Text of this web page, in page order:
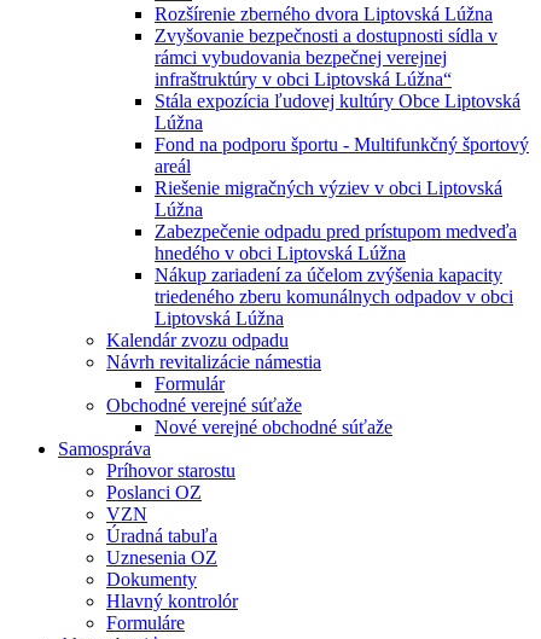
Rozšírenie zberného dvora Liptovská Lúžna
Zvyšovanie bezpečnosti a dostupnosti sídla v
rámci vybudovania bezpečnej verejnej
infraštruktúry v obci Liptovská Lúžna“
Stála expozícia ľudovej kultúry Obce Liptovská
Lúžna
Fond na podporu športu - Multifunkčný športový
areál
Riešenie migračných výziev v obci Liptovská
Lúžna
Zabezpečenie odpadu pred prístupom medveďa
hnedého v obci Liptovská Lúžna
Nákup zariadení za účelom zvýšenia kapacity
triedeného zberu komunálnych odpadov v obci
Liptovská Lúžna
Kalendár zvozu odpadu
Návrh revitalizácie námestia
Formulár
Obchodné verejné súťaže
Nové verejné obchodné súťaže
Samospráva
Príhovor starostu
Poslanci OZ
VZN
Úradná tabuľa
Uznesenia OZ
Dokumenty
Hlavný kontrolór
Formuláre